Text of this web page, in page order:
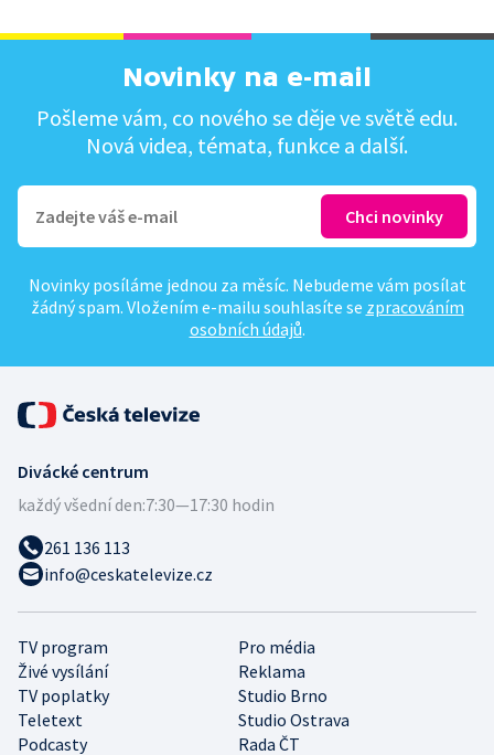
Novinky na e-mail
Pošleme vám, co nového se děje ve světě edu.
Nová videa, témata, funkce a další.
Novinky posíláme jednou za měsíc. Nebudeme vám posílat
žádný spam. Vložením e-mailu souhlasíte se zpracováním
osobních údajů.